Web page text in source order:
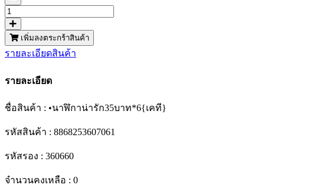
เพิ่มลงตระกร้าสินค้า
รายละเอียดสินค้า
รายละเอียด
ชื่อสินค้า : •นาฬิกาน่ารัก35บาท*6{เคที}
รหัสสินค้า : 8868253607061
รหัสรอง : 360660
จำนวนคงเหลือ : 0